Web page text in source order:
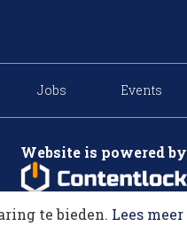
Jobs Events
Website is powered by
te bieden. Lees meer